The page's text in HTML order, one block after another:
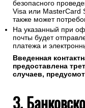
информации
Соединение с
информации
использованием
В случае если Ваш
безопасного
Visa или MasterCard
также может
платежа и